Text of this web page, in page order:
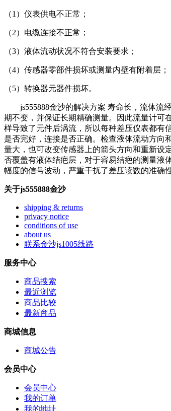
（1）仪表供电不正常；
（2）电缆连接不正常；
（3）液体流动状况不符合安装要求；
（4）传感器零部件损坏或测量内壁有附着层；
（5）转换器元器件损坏。
js555888金沙的解决方案 寿命长，流体流经
期不变，并保证长期精确测量。因此流量计可
样导致了元件后涡流，所以每种差压仪表都有
是否完好，连接是否正确。检查液体流动方向
量大，也可改变传感器上的箭头方向和重新设
否覆盖有液体结疤层，对于容易结疤的测量液
幅度的信号波动，严重干扰了差压读数的准确
关于js555888金沙
shipping & returns
privacy notice
conditions of use
about us
联系金沙js1005线路
服务中心
商品搜索
最近浏览
商品比较
最新商品
商城信息
商城公告
会员中心
会员中心
我的订单
我的地址